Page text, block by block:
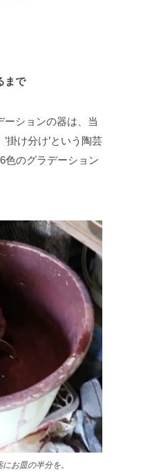
まで
ーションの器は、当
掛け分け’という陶芸
色のグラデーション
お皿の半分を。